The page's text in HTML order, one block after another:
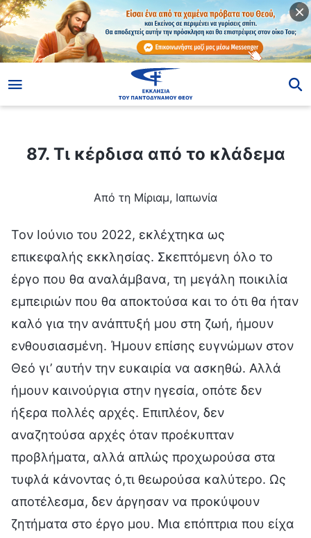
87. Τι κέρδισα από το κλάδεμα
87. Τι κέρδισα από το κλάδεμα
Από τη Μίριαμ, Ιαπωνία
Τον Ιούνιο του 2022, εκλέχτηκα ως
επικεφαλής εκκλησίας. Σκεπτόμενη όλο το
έργο που θα αναλάμβανα, τη μεγάλη ποικιλία
εμπειριών που θα αποκτούσα και το ότι θα ήταν
καλό για την ανάπτυξή μου στη ζωή, ήμουν
ενθουσιασμένη. Ήμουν επίσης ευγνώμων στον
Θεό γι’ αυτήν την ευκαιρία να ασκηθώ. Αλλά
ήμουν καινούργια στην ηγεσία, οπότε δεν
ήξερα πολλές αρχές. Επιπλέον, δεν
αναζητούσα αρχές όταν προέκυπταν
προβλήματα, αλλά απλώς προχωρούσα στα
τυφλά κάνοντας ό,τι θεωρούσα καλύτερο. Ως
αποτέλεσμα, δεν άργησαν να προκύψουν
ζητήματα στο έργο μου. Μια επόπτρια που είχα